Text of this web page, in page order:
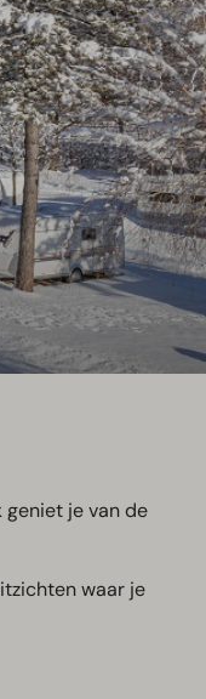
geniet je van de
waar je